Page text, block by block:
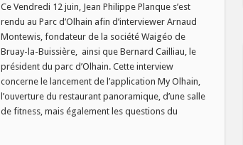
Ce Vendredi 12 juin, Jean Philippe Planque s’est
rendu au Parc d’Olhain afin d’interviewer Arnaud
Montewis, fondateur de la société Waigéo de
Bruay-la-Buissière, ainsi que Bernard Cailliau, le
président du parc d’Olhain. Cette interview
concerne le lancement de l’application My Olhain,
l’ouverture du restaurant panoramique, d’une salle
de fitness, mais également les questions du